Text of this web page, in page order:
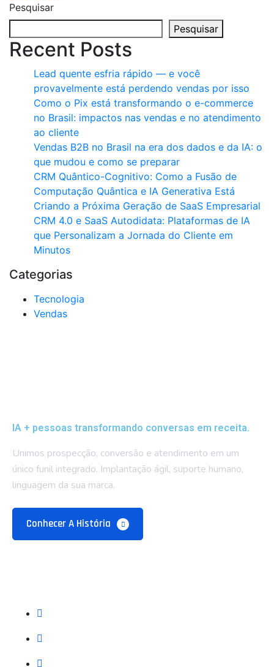
Pesquisar
Pesquisar
Recent Posts
Lead quente esfria rápido — e você
provavelmente está perdendo vendas por isso
Como o Pix está transformando o e-commerce
no Brasil: impactos nas vendas e no atendimento
ao cliente
Vendas B2B no Brasil na era dos dados e da IA: o
que mudou e como se preparar
CRM Quântico-Cognitivo: Como a Fusão de
Computação Quântica e IA Generativa Está
Criando a Próxima Geração de SaaS Empresarial
CRM 4.0 e SaaS Autodidata: Plataformas de IA
que Personalizam a Jornada do Cliente em
Minutos
Categorias
Tecnologia
Vendas
IA + pessoas transformando conversas em receita.
Unimos prospecção, conversão e atendimento em um
único funil integrado. Implantação ágil, suporte humano,
linguagem da sua marca.
Conhecer A História